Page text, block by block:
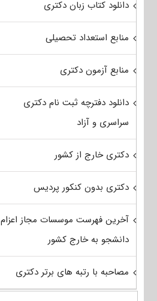
دانلود کتاب زبان دکتری
منابع استعداد تحصیلی
منابع آزمون دکتری
دانلود دفترچه ثبت نام دکتری
سراسری و آزاد
دکتری خارج از کشور
دکتری بدون کنکور پردیس
آخرین فهرست موسسات مجاز اعزام
دانشجو به خارج کشور
مصاحبه با رتبه های برتر دکتری